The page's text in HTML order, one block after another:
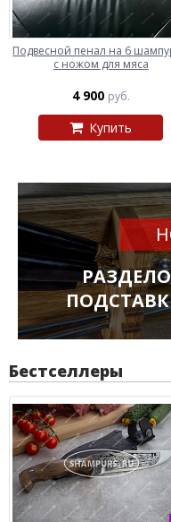
Подвесной пенал на 6
с ножом для мяса
4 900 руб.
Купить
Бестселлеры